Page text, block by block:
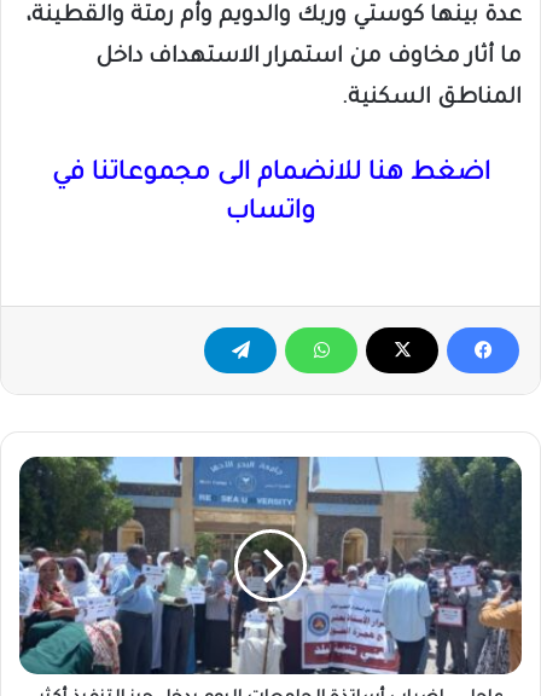
عدة بينها كوستي وربك والدويم وأم رمتة والقطينة،
ما أثار مخاوف من استمرار الاستهداف داخل
المناطق السكنية.
اضغط هنا للانضمام الى مجموعاتنا في
واتساب
عاجل
الجامعات
اليوم
يدخل
حيز
التنفيذ